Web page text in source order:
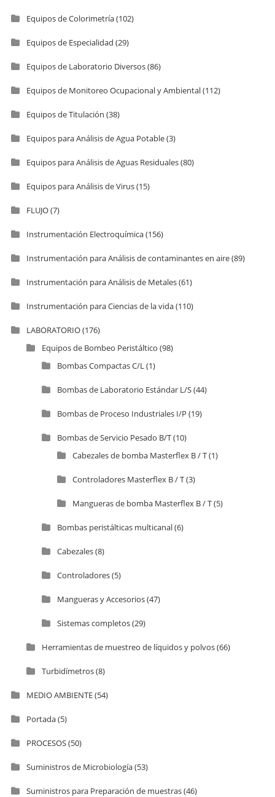
Equipos de Colorimetría(102)
Equipos de Especialidad (29)
Equipos de Laboratorio Diversos(86)
Equipos de Monitoreo Ocupacional y Ambiental(112)
Equipos de Titulación (38)
Equipos para Análisis de Agua Potable(3)
Equipos para Análisis de Aguas Residuales(80)
Equipos para Análisis de Virus(15)
FLUJO(7)
Instrumentación Electroquímica(156)
Instrumentación para Análisis de contaminantes en aire(89)
Instrumentación para Análisis de Metales(61)
Instrumentación para Ciencias de la vida(110)
LABORATORIO(176)
Equipos de Bombeo Peristáltico (98)
Bombas Compactas C/L(1)
Bombas de Laboratorio Estándar L/S(44)
Bombas de Proceso Industriales I/P (19)
Bombas de Servicio Pesado B/T(10)
Cabezales de bomba Masterflex B / T(1)
Controladores Masterflex B / T(3)
Mangueras de bomba Masterflex B / T(5)
Bombas peristálticas multicanal(6)
Cabezales(8)
Controladores(5)
Mangueras y Accesorios(47)
Sistemas completos(29)
Herramientas de muestreo de líquidos y polvos(66)
Turbidímetros(8)
MEDIO AMBIENTE(54)
Portada(5)
PROCESOS(50)
Suministros de Microbiología(53)
Suministros para Preparación de muestras(46)